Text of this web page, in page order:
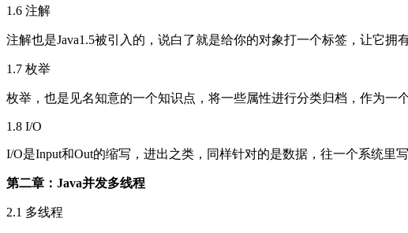
1.6 注解
注解也是Java1.5被引入的，说白了就是给你的对象打一个标签，让它拥
1.7 枚举
枚举，也是见名知意的一个知识点，将一些属性进行分类归档，作为一
1.8 I/O
I/O是Input和Out的缩写，进出之类，同样针对的是数据，往一个系统里
第二章：Java并发多线程
2.1 多线程